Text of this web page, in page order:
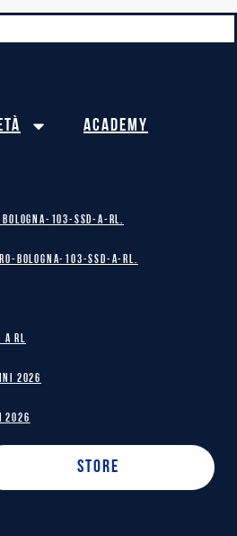
Academy
103-SSD-A-RL.
103-SSD-A-RL.
RL
2026
2026
STORE